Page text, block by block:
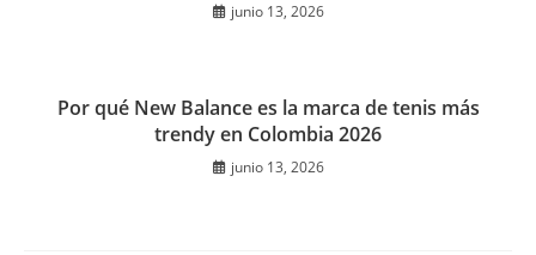
junio 13, 2026
Por qué New Balance es la marca de tenis más
trendy en Colombia 2026
junio 13, 2026